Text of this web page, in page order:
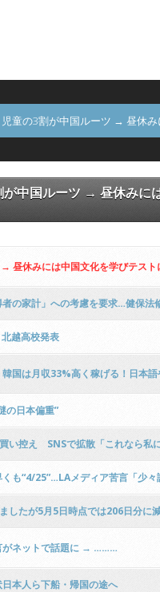
児童の3割が中国ルーツ → 昼休
が中国ルーツ → 昼休み
昼休みには中国文化を学びテス
の家計」への考慮を要求…健保法
越高校発表
国は月収33%高く稼げる！日本
の日本偏重”
い控え SNSで拡散「これなら
も“4/25”…LAメディア苦言「少々
したが5月5日時点では206日分に
がネットで話題に → ………
本人ら下船・帰国の途へ